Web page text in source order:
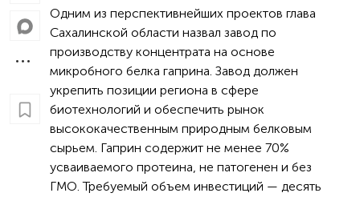
Одним из перспективнейших проектов глава
Сахалинской области назвал завод по
производству концентрата на основе
микробного белка гаприна. Завод должен
укрепить позиции региона в сфере
биотехнологий и обеспечить рынок
высококачественным природным белковым
сырьем. Гаприн содержит не менее 70%
усваиваемого протеина, не патогенен и без
ГМО. Требуемый объем инвестиций — десять